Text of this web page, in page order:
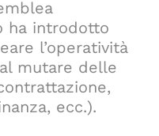
ha introdotto
l’operatività
mutare delle
ecc.).